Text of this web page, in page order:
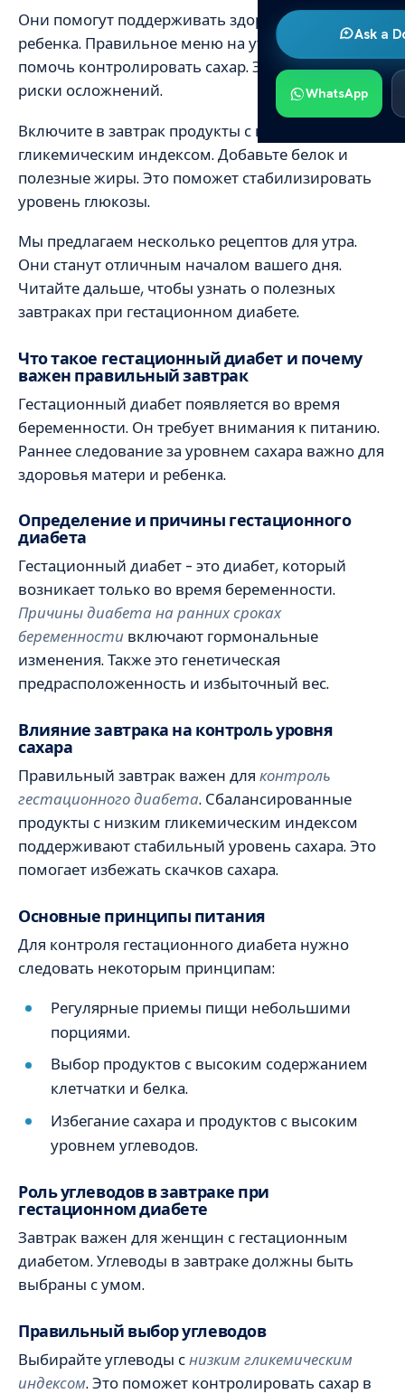
Ask a
WhatsApp
Они помогут поддерживать здоровье матери и
ребенка. Правильное меню на утро может
помочь контролировать сахар. Это снижает
риски осложнений.
Включите в завтрак продукты с низким
гликемическим индексом. Добавьте белок и
полезные жиры. Это поможет стабилизировать
уровень глюкозы.
Мы предлагаем несколько рецептов для утра.
Они станут отличным началом вашего дня.
Читайте дальше, чтобы узнать о полезных
завтраках при гестационном диабете.
Что такое гестационный диабет и почему
важен правильный завтрак
Гестационный диабет появляется во время
беременности. Он требует внимания к питанию.
Раннее следование за уровнем сахара важно для
здоровья матери и ребенка.
Определение и причины гестационного
диабета
Гестационный диабет – это диабет, который
возникает только во время беременности.
Причины диабета на ранних сроках
беременности включают гормональные
изменения. Также это генетическая
предрасположенность и избыточный вес.
Влияние завтрака на контроль уровня
сахара
Правильный завтрак важен для контроль
гестационного диабета. Сбалансированные
продукты с низким гликемическим индексом
поддерживают стабильный уровень сахара. Это
помогает избежать скачков сахара.
Основные принципы питания
Для контроля гестационного диабета нужно
следовать некоторым принципам:
Регулярные приемы пищи небольшими
порциями.
Выбор продуктов с высоким содержанием
клетчатки и белка.
Избегание сахара и продуктов с высоким
уровнем углеводов.
Роль углеводов в завтраке при
гестационном диабете
Завтрак важен для женщин с гестационным
диабетом. Углеводы в завтраке должны быть
выбраны с умом.
Правильный выбор углеводов
Выбирайте углеводы снизким гликемическим
индексом. Это поможет контролировать сахар в